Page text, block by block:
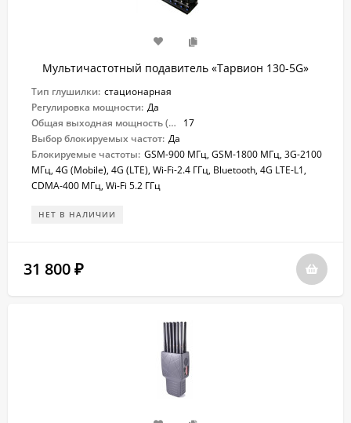
Мультичастотный подавитель «Тарвион ​130-5G»
Тип глушилки: стационарная
Регулировка мощности: Да
Общая выходная мощность (Вт):
17
Выбор блокируемых частот: Да
Блокируемые частоты: GSM-900 МГц, GSM-1800 МГц, 3G-2100
МГц, 4G (Mobile), 4G (LTE), Wi-Fi-2.4 ГГц, Bluetooth, 4G LTE-L1,
CDMA-400 МГц, Wi-Fi 5.2 ГГц
НЕТ В НАЛИЧИИ
31 800 ₽